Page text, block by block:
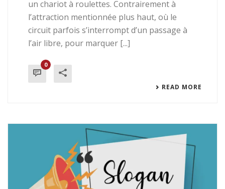
KG EN CONCERT SUR LE
TOIT DE SA BAGNOLE. LES
9 SALOPARDS. 09/07/2025
C’est le train fantôme des rues, emporté sur
un chariot à roulettes. Contrairement à
l’attraction mentionnée plus haut, où le
READ MORE